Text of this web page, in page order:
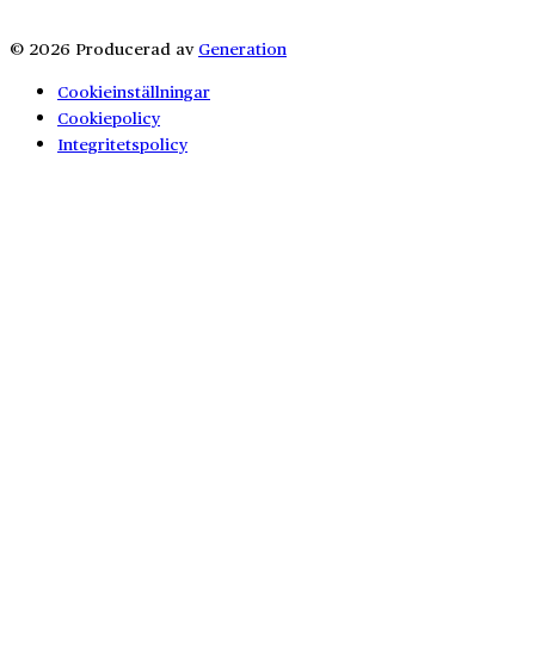
© 2026 Producerad av Generation
Cookieinställningar
Cookiepolicy
Integritetspolicy